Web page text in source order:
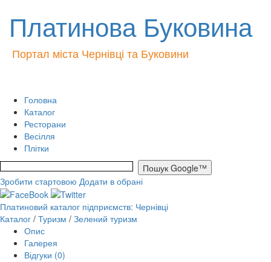
Платинова Буковина
Портал міста Чернівці та Буковини
Головна
Каталог
Ресторани
Весілля
Плітки
Зробити стартовою Додати в обрані
Платиновий каталог підприємств: Чернівці
Каталог / Туризм / Зелений туризм
Опис
Галерея
Відгуки (0)